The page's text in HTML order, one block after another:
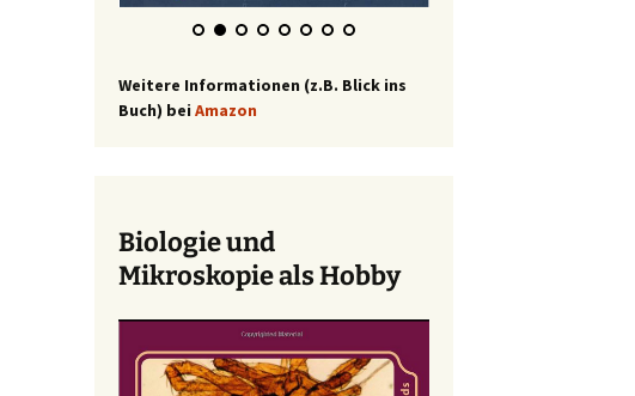
Weitere Informationen (z.B. Blick ins
Buch) bei Amazon
Biologie und
Mikroskopie als Hobby